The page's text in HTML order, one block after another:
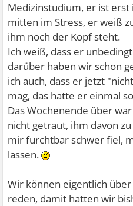
Medizinstudium, er ist erst
mitten im Stress, er weiß
ihm noch der Kopf steht.
Ich weiß, dass er
darüber haben wir schon
ich auch, dass er jetzt
mag, das hatte er einmal
Das Wochenende über
nicht getraut, ihm davon
mir furchtbar schwer fiel,
lassen.
Wir können eigentlich
reden, damit hatten wir